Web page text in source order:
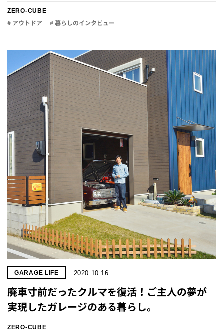
ZERO-CUBE
# アウトドア # 暮らしのインタビュー
GARAGE LIFE 2020.10.16
廃車寸前だったクルマを復活！ご主人の夢が
実現したガレージのある暮らし。
ZERO-CUBE